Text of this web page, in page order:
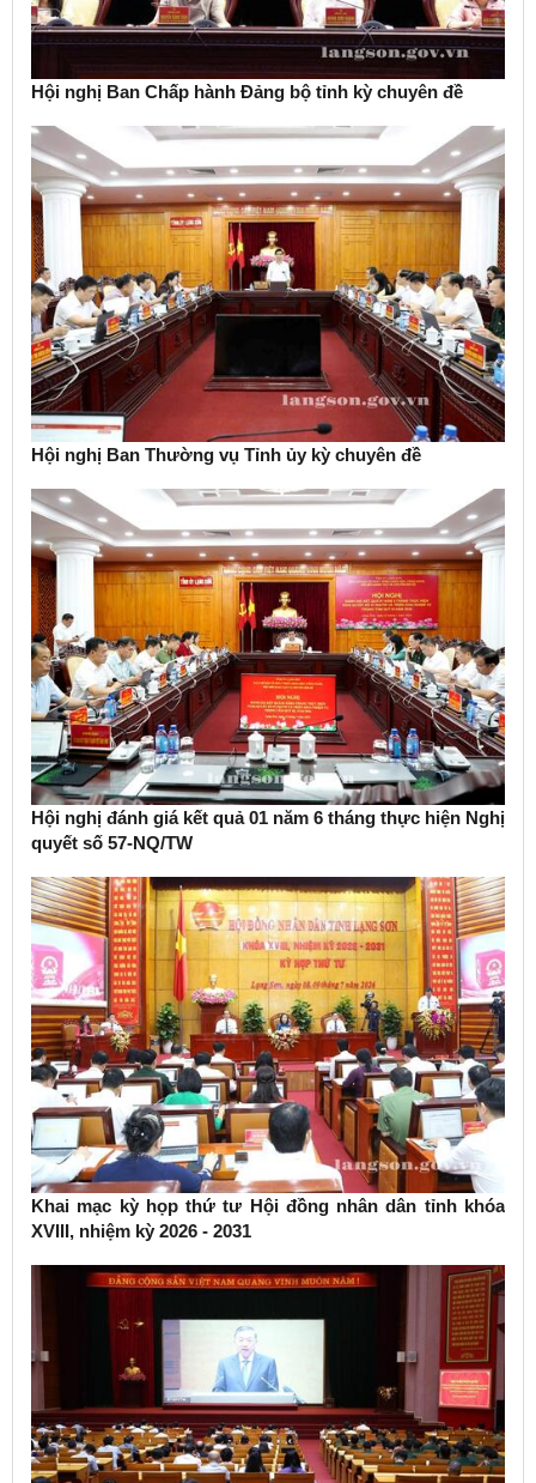
Hội nghị Ban Chấp hành Đảng bộ tỉnh kỳ chuyên đề
Hội nghị Ban Thường vụ Tỉnh ủy kỳ chuyên đề
Hội nghị đánh giá kết quả 01 năm 6 tháng thực hiện Nghị
quyết số 57-NQ/TW
Khai mạc kỳ họp thứ tư Hội đồng nhân dân tỉnh khóa
XVIII, nhiệm kỳ 2026 - 2031